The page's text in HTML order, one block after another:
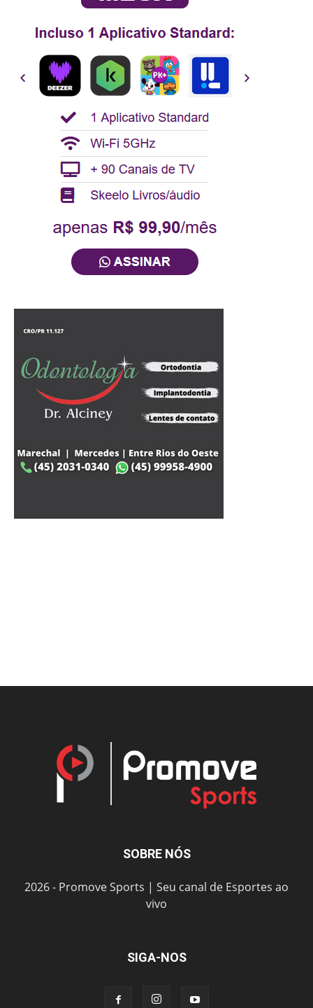
SOBRE NÓS
2026 - Promove Sports | Seu canal de Esportes ao
vivo
SIGA-NOS